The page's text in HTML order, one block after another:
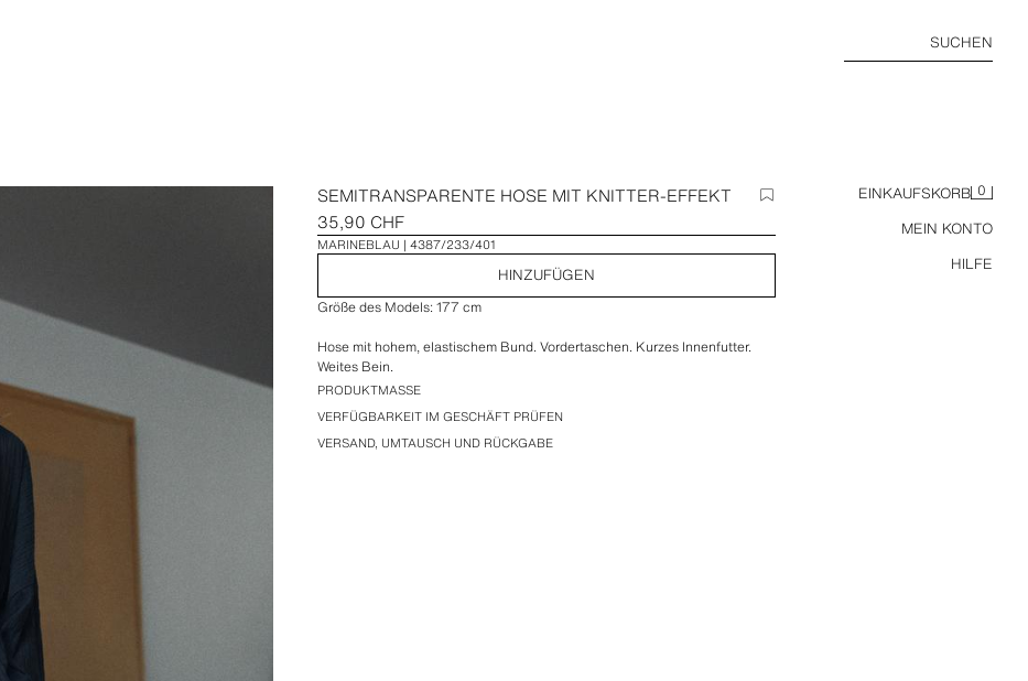
SUCHEN
EINKAUFSKORB 0
MEIN KONTO
HILFE
SEMITRANSPARENTE HOSE MIT KNITTER-EFFEKT
35,90 CHF
MARINEBLAU 4387/233/401
HINZUFÜGEN
Größe des Models: 177 cm
Hose mit hohem, elastischem Bund. Vordertaschen. Kurzes Innenfutter.
Weites Bein.
PRODUKTMASSE
VERFÜGBARKEIT IM GESCHÄFT PRÜFEN
VERSAND, UMTAUSCH UND RÜCKGABE